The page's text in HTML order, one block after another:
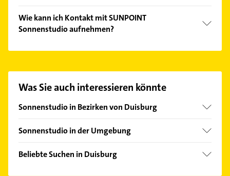
Sonnenbank, Bodystyling, Bräunungdusche,
Kosmetik und Bräunungsdusche.
Wie kann ich Kontakt mit SUNPOINT
Sonnenstudio aufnehmen?
finden Sie alleKontaktdaten.
Was Sie auch interessieren könnte
Sonnenstudio in Bezirken von Duisburg
Bezirk Duisburg-Mitte
Sonnenstudio in der Umgebung
Oberhausen Rheinland
Beliebte Suchen in Duisburg